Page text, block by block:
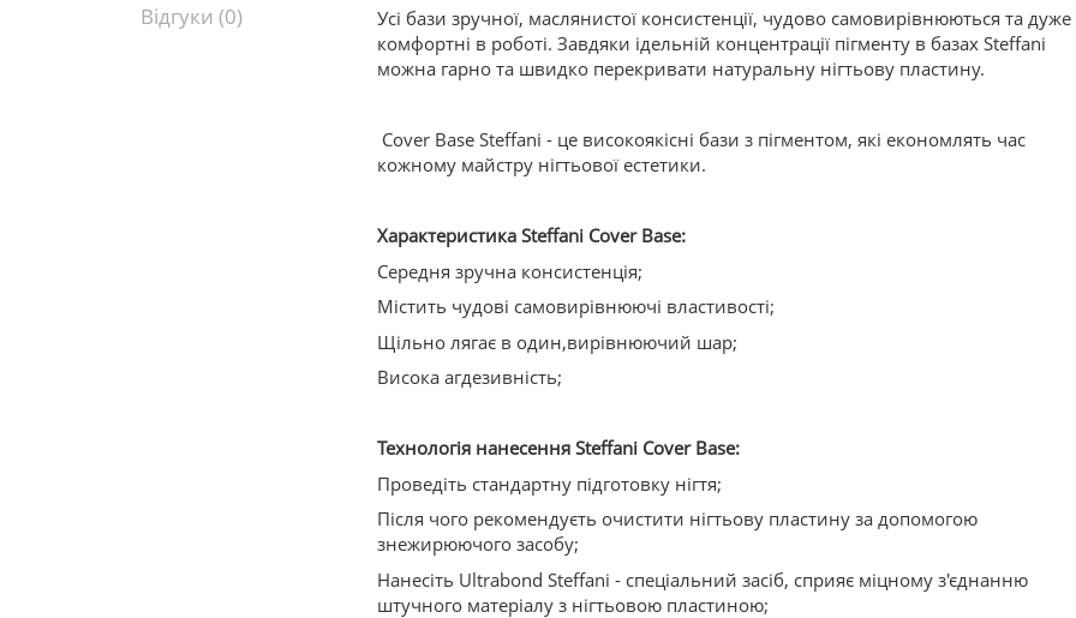
Відгуки (0)
Усі бази зручної, маслянистої консистенції, чудово самовирівнюються та дуже
комфортні в роботі. Завдяки ідельній концентрації пігменту в базах Steffani
можна гарно та швидко перекривати натуральну нігтьову пластину.
Cover Base Steffani - це високоякісні бази з пігментом, які економлять час
кожному майстру нігтьової естетики.
Характеристика Steffani Cover Base:
Середня зручна консистенція;
Містить чудові самовирівнюючі властивості;
Щільно лягає в один,вирівнюючий шар;
Висока агдезивність;
Технологія нанесення Steffani Cover Base:
Проведіть стандартну підготовку нігтя;
Після чого рекомендуєть очистити нігтьову пластину за допомогою
знежирюючого засобу;
Нанесіть Ultrabond Steffani - спеціальний засіб, сприяє міцному з'єднанню
штучного матеріалу з нігтьовою пластиною;